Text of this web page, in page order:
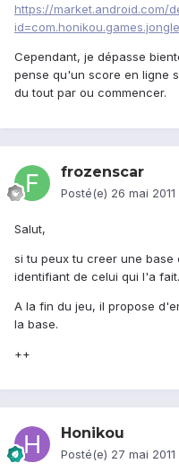
https://market.android.com/
Cependant, je dépasse
pense qu'un score en ligne
du tout par ou commencer.
frozenscar
Posté(e) 26 mai 2011
Salut,
si tu peux tu creer une
identifiant de celui qui l'a fait.
A la fin du jeu, il propose
la base.
++
Honikou
Posté(e) 27 mai 2011